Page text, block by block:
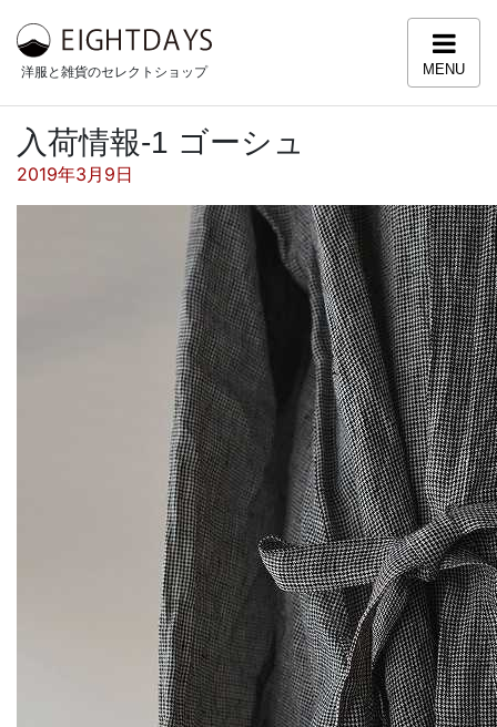
洋服と雑貨のセレクトショップ MENU
入荷情報-1 ゴーシュ
投稿日:
2019年3月9日